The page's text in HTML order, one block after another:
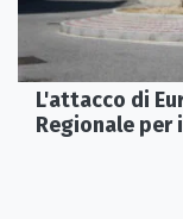
L'attacco di
Regionale